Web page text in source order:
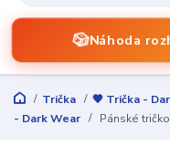
🎲Náhoda
Trička 🖤 Trička -
- Dark Wear
Pánské